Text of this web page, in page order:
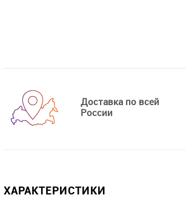
Доставка по всей
России
ХАРАКТЕРИСТИКИ